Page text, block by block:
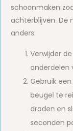
schoonmaken
achterblijven. De
anders:
Verwijder
onderdelen
Gebruik
beugel te
draden en
seconden